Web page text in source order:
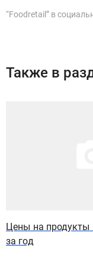
“Foodretail” в
Также в
Цены на продукты
за год